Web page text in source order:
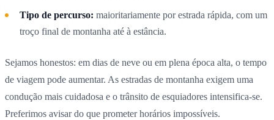
Tipo de percurso: maioritariamente por estrada rápida, com um
troço final de montanha até à estância.
Sejamos honestos: em dias de neve ou em plena época alta, o tempo
de viagem pode aumentar. As estradas de montanha exigem uma
condução mais cuidadosa e o trânsito de esquiadores intensifica-se.
Preferimos avisar do que prometer horários impossíveis.